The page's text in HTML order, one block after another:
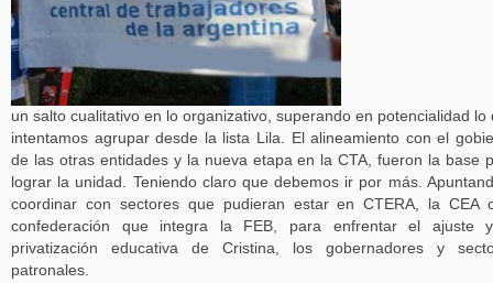
un salto cualitativo en lo organizativo, superando en potencialidad lo
intentamos agrupar desde la lista Lila. El alineamiento con el
de las otras entidades y la nueva etapa en la CTA, fueron la base
lograr la unidad. Teniendo claro que debemos ir por más.
coordinar con sectores que pudieran estar en CTERA, la CEA
confederación que integra la FEB, para enfrentar el ajuste
privatización educativa de Cristina, los gobernadores y
patronales.